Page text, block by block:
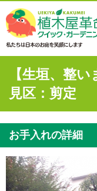
【生垣、整
見区：剪定
お手入れの詳細